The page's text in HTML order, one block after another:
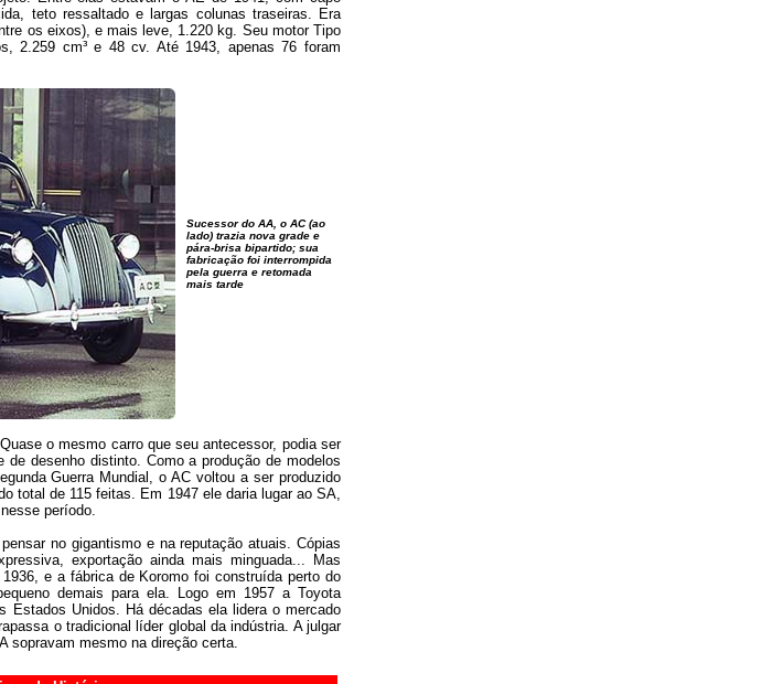
teto ressaltado e largas colunas traseiras. Era
os eixos), e mais leve, 1.220 kg. Seu motor Tipo
2.259 cm³ e 48 cv. Até 1943, apenas 76 foram
Sucessor do AA, o AC (ao
lado) trazia nova grade e
pára-brisa bipartido; sua
fabricação foi interrompida
pela guerra e retomada
mais tarde
o mesmo carro que seu antecessor, podia ser
de desenho distinto. Como a produção de modelos
Guerra Mundial, o AC voltou a ser produzido
total de 115 feitas. Em 1947 ele daria lugar ao SA,
período.
no gigantismo e na reputação atuais. Cópias
exportação ainda mais minguada... Mas
e a fábrica de Koromo foi construída perto do
demais para ela. Logo em 1957 a Toyota
Estados Unidos. Há décadas ela lidera o mercado
o tradicional líder global da indústria. A julgar
sopravam mesmo na direção certa.